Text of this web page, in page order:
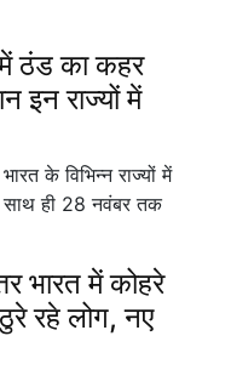
ठंड का कहर
राज्यों में
के विभिन्न राज्यों में
साथ ही 28 नवंबर तक
भारत में कोहरे
रहे लोग, नए